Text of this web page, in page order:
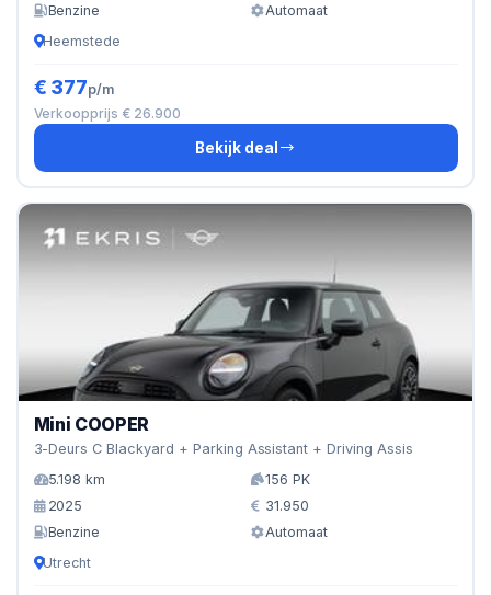
Benzine
Automaat
Heemstede
€ 377p/m
Verkoopprijs € 26.900
Bekijk deal
Mini COOPER
3-Deurs C Blackyard + Parking Assistant + Driving Assis
5.198 km
156 PK
2025
31.950
Benzine
Automaat
Utrecht